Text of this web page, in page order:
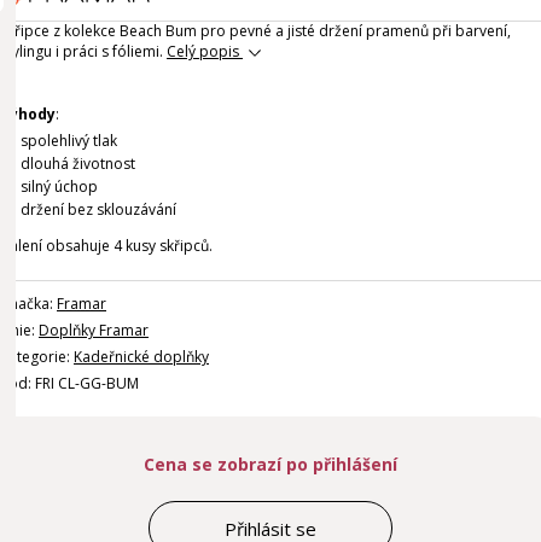
Skřipce z kolekce Beach Bum pro pevné a jisté držení pramenů při barvení,
stylingu i práci s fóliemi. Celý popis
Výhody:
spolehlivý tlak
dlouhá životnost
silný úchop
držení bez sklouzávání
Balení obsahuje 4 kusy skřipců.
Značka: Framar
Linie: Doplňky Framar
Kategorie: Kadeřnické doplňky
Kód: FRI CL-GG-BUM
Cena se zobrazí po přihlášení
Přihlásit se